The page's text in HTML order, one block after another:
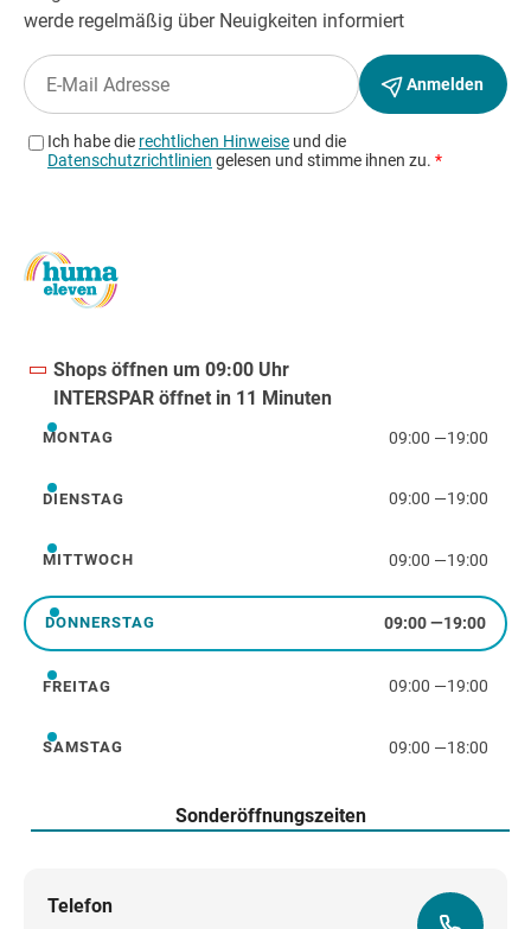
Shops öffnen um 09:00 Uhr
INTERSPAR öffnet in 11 Minuten
Montag
MONTAG 09:00 —19:00
Dienstag
DIENSTAG 09:00 —19:00
Mittwoch
MITTWOCH 09:00 —19:00
Donnerstag
DONNERSTAG 09:00—19:00
Freitag
FREITAG 09:00 —19:00
Samstag
SAMSTAG 09:00 —18:00
Sonderöffnungszeiten
Telefon